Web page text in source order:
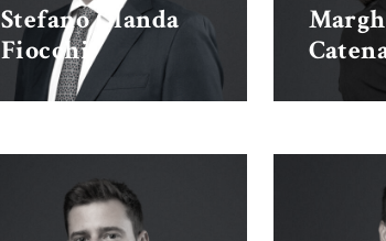
Stefano Olanda
Fiocchi